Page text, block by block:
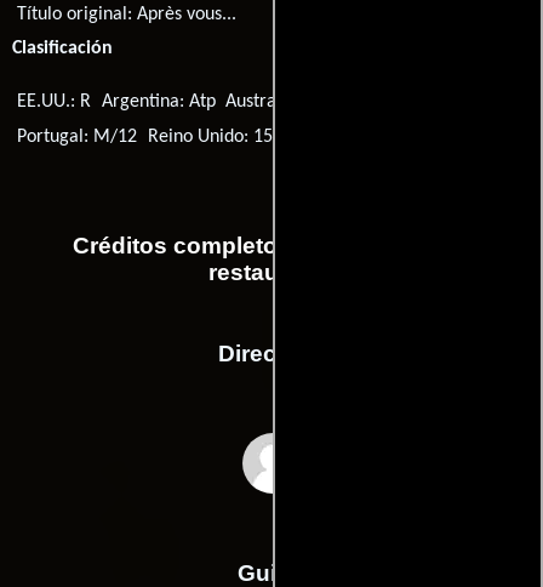
Título original:Après vous...
Clasificación
EE.UU.: R Argentina: Atp Australia: M
Portugal: M/12
Reino Unido: 15
Créditos completos de la película El
restaurante
Dirección
Guión